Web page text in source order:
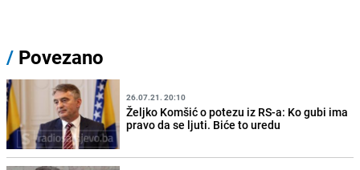
/ Povezano
26.07.21. 20:10
Željko Komšić o potezu iz RS-a: Ko gubi ima
pravo da se ljuti. Biće to uredu